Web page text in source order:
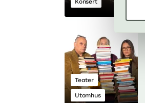
Konsert
Teater
Utomhus